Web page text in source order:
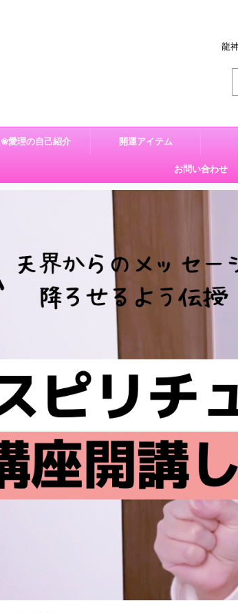
龍
❀愛理の自己紹介 開運アイテム
お問い合わせ